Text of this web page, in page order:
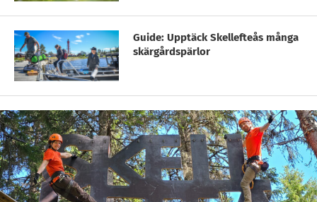
Guide: Upptäck Skellefteås många
skärgårdspärlor